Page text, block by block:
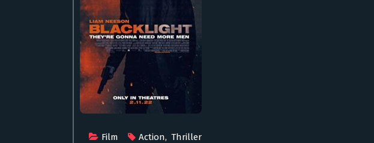
Film Action, Thriller